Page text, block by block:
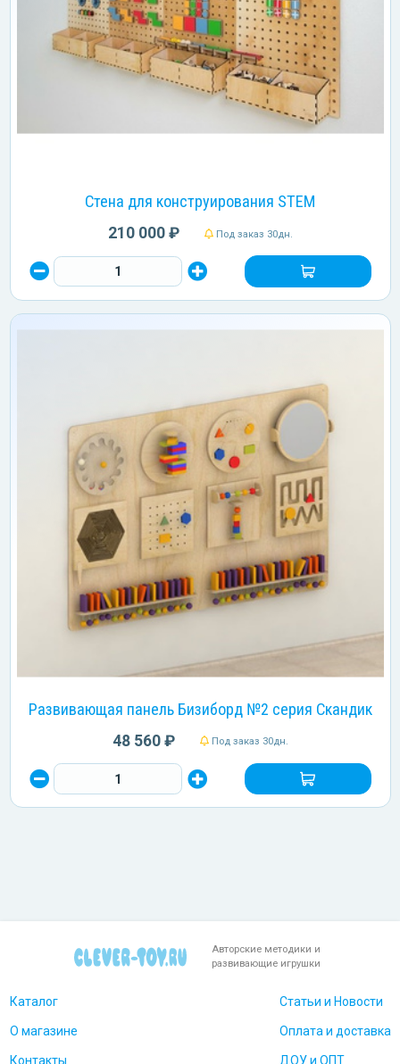
Стена для конструирования STEM
210 000 ₽ Под заказ 30дн.
Развивающая панель Бизиборд №2 серия Скандик
48 560 ₽ Под заказ 30дн.
Авторские методики и
развивающие игрушки
Каталог
О магазине
Контакты
Статьи и Новости
Оплата и доставка
ДОУ и ОПТ